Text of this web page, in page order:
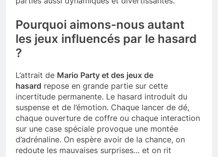
Pourquoi aimons-nous autant
les jeux influencés par le hasard
?
L’attrait de Mario Party et des jeux de
hasard repose en grande partie sur cette
incertitude permanente. Le hasard introduit du
suspense et de l’émotion. Chaque lancer de dé,
chaque ouverture de coffre ou chaque interaction
sur une case spéciale provoque une montée
d’adrénaline. On espère avoir de la chance, on
redoute les mauvaises surprises… et on rit